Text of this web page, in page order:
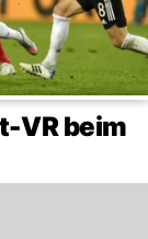
VR beim